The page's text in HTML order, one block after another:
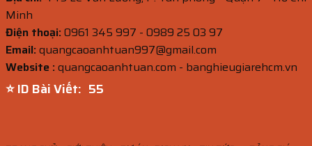
Minh
Điện thoại:0961 345 997 - 0989 25 03 97
Email:quangcaoanhtuan997@gmail.com
Website :quangcaoanhtuan.com - banghieugiarehcm.vn
⭐ ID Bài Viết: 54